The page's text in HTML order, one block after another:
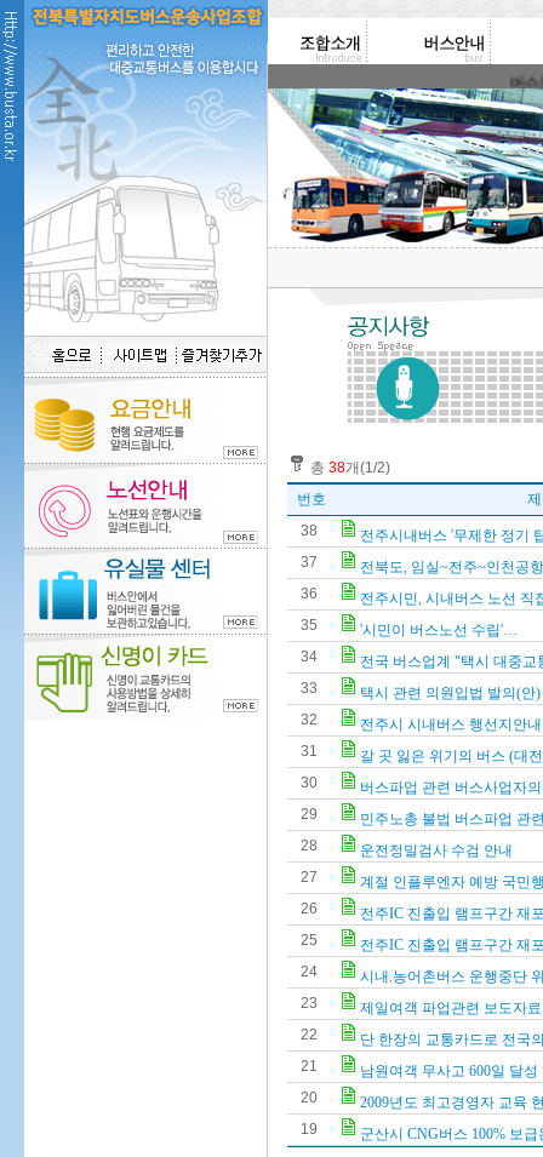
버스운
총 38개(1/2)
번호
38
전주시내버스 '무제한 정기
37
전북도, 임실~전주~인천공
36
전주시민, 시내버스 노선
35
'시민이 버스노선 수립'…
34
전국 버스업계 "택시 대중
33
택시 관련 의원입법 발의(안
32
전주시 시내버스 행선지안
31
갈 곳 잃은 위기의 버스 (대
30
버스파업 관련 버스사업자
29
민주노총 불법 버스파업 관
28
운전정밀검사 수검 안내
27
계절 인플루엔자 예방 국민
26
전주IC 진출입 램프구간 재
25
전주IC 진출입 램프구간 재
24
시내.농어촌버스 운행중단
23
제일여객 파업관련 보도자료
22
단 한장의 교통카드로 전국
21
남원여객 무사고 600일 달성
20
2009년도 최고경영자 교육
19
군산시 CNG버스 100% 보